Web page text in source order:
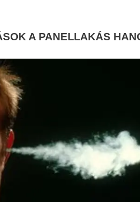
A PANELLAKÁS